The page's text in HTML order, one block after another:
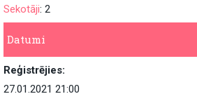
Sekotāji: 2
Datumi
Reģistrējies:
27.01.2021 21:00